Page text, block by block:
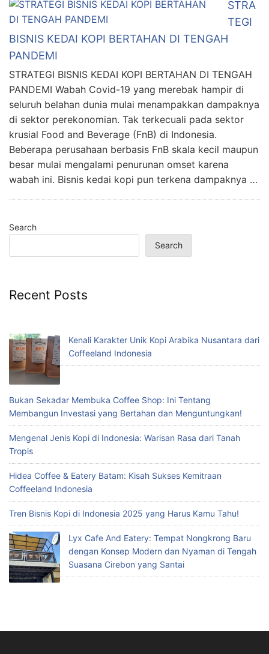
STRA
TEGI
BISNIS KEDAI KOPI BERTAHAN DI TENGAH
PANDEMI
STRATEGI BISNIS KEDAI KOPI BERTAHAN DI TENGAH
PANDEMI Wabah Covid-19 yang merebak hampir di
seluruh belahan dunia mulai menampakkan dampaknya
di sektor perekonomian. Tak terkecuali pada sektor
krusial Food and Beverage (FnB) di Indonesia.
Beberapa perusahaan berbasis FnB skala kecil maupun
besar mulai mengalami penurunan omset karena
wabah ini. Bisnis kedai kopi pun terkena dampaknya …
Search
Search
Recent Posts
Kenali Karakter Unik Kopi Arabika Nusantara dari
Coffeeland Indonesia
Bukan Sekadar Membuka Coffee Shop: Ini Tentang
Membangun Investasi yang Bertahan dan Menguntungkan!
Mengenal Jenis Kopi di Indonesia: Warisan Rasa dari Tanah
Tropis
Hidea Coffee & Eatery Batam: Kisah Sukses Kemitraan
Coffeeland Indonesia
Tren Bisnis Kopi di Indonesia 2025 yang Harus Kamu Tahu!
Lyx Cafe And Eatery: Tempat Nongkrong Baru
dengan Konsep Modern dan Nyaman di Tengah
Suasana Cirebon yang Santai